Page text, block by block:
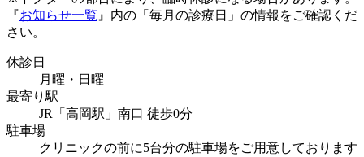
『お知らせ一覧 』内の「毎月の診療日」の情報をご確認くだ
さい。
休診日
月曜・日曜
最寄り駅
JR「高岡駅」南口 徒歩0分
駐車場
クリニックの前に5台分の駐車場をご用意しております